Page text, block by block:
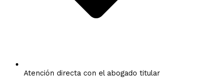
Atención directa con el abogado titular